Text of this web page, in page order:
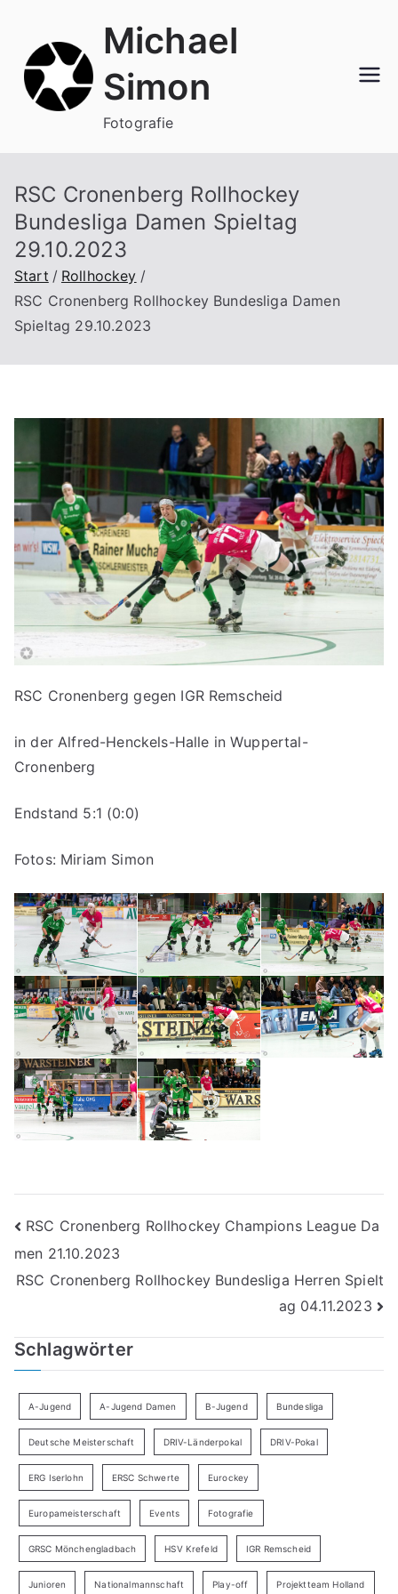
springen
Michael
Simon
Fotografie
RSC Cronenberg Rollhockey
Bundesliga Damen Spieltag
29.10.2023
Start
Rollhockey
RSC Cronenberg Rollhockey Bundesliga Damen
Spieltag 29.10.2023
RSC Cronenberg gegen IGR Remscheid
in der Alfred-Henckels-Halle in Wuppertal-
Cronenberg
Endstand 5:1 (0:0)
Fotos: Miriam Simon
Beitragsnavigation
RSC Cronenberg Rollhockey Champions League Da
men 21.10.2023
RSC Cronenberg Rollhockey Bundesliga Herren Spielt
ag 04.11.2023
Schlagwörter
A-Jugend A-Jugend Damen B-Jugend Bundesliga
Deutsche Meisterschaft DRIV-Länderpokal DRIV-Pokal
ERG Iserlohn ERSC Schwerte Eurockey
Europameisterschaft Events Fotografie
GRSC Mönchengladbach HSV Krefeld IGR Remscheid
Junioren Nationalmannschaft Play-off Projektteam Holland